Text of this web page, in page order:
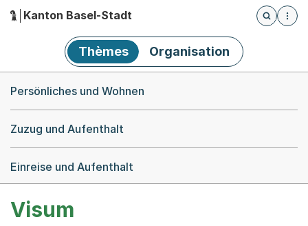
Hauptnavigation
Kanton Basel-Stadt
Öffnet
Thèmes Organisation
Persönliches und Wohnen
Zuzug und Aufenthalt
Einreise und Aufenthalt
Visum